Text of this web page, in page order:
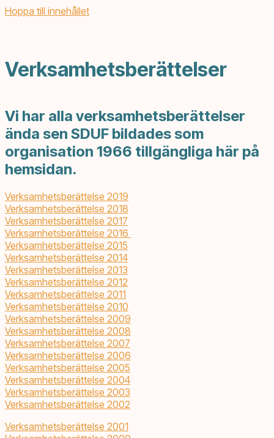
Hoppa till innehållet
Verksamhetsberättelser
Vi har alla verksamhetsberättelser
ända sen SDUF bildades som
organisation 1966 tillgängliga här på
hemsidan.
Verksamhetsberättelse 2019
Verksamhetsberättelse 2018
Verksamhetsberättelse 2017
Verksamhetsberättelse 2016
Verksamhetsberättelse 2015
Verksamhetsberättelse 2014
Verksamhetsberättelse 2013
Verksamhetsberättelse 2012
Verksamhetsberättelse 2011
Verksamhetsberättelse 2010
Verksamhetsberättelse 2009
Verksamhetsberättelse 2008
Verksamhetsberättelse 2007
Verksamhetsberättelse 2006
Verksamhetsberättelse 2005
Verksamhetsberättelse 2004
Verksamhetsberättelse 2003
Verksamhetsberättelse 2002
Verksamhetsberättelse 2001